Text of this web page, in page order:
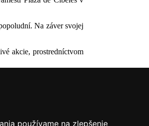
používame na zlepšenie
Na záver svojej
akcie, prostredníctvom